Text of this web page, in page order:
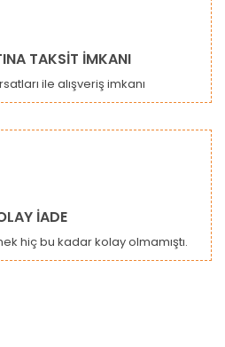
TAKSİT İMKANI
ile alışveriş imkanı
İADE
hiç bu kadar kolay olmamıştı.